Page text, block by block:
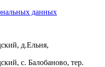
данных
д.Ельня,
с. Балобаново, тер.